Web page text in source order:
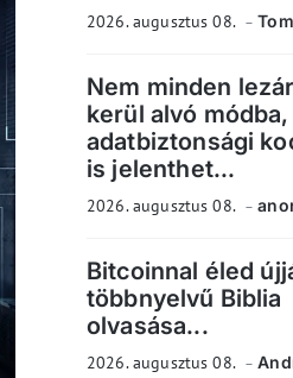
2026. augusztus 08.
Nem minden
kerül alvó módba,
adatbiztonsági
is jelenthet...
2026. augusztus 08.
Bitcoinnal éled
többnyelvű Biblia
olvasása...
2026. augusztus 08.